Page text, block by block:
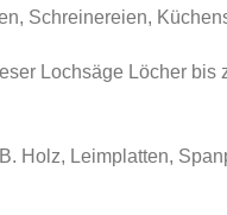
Schreinereien,
Lochsäge Löcher
Holz, Leimplatten,